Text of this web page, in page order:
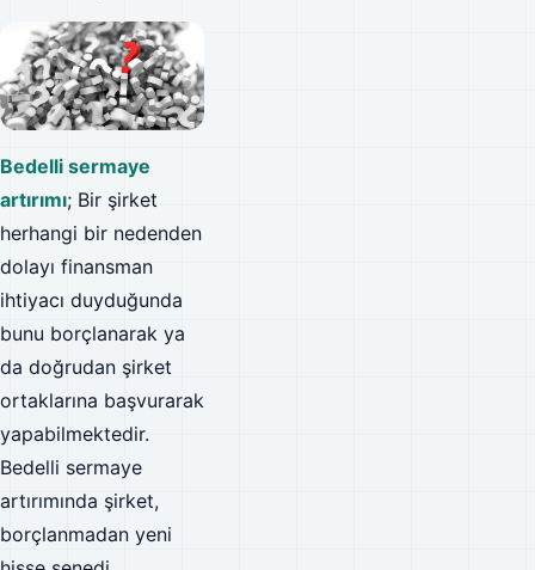
Bedelli sermaye
artırımı; Bir şirket
herhangi bir nedenden
dolayı finansman
ihtiyacı duyduğunda
bunu borçlanarak ya
da doğrudan şirket
ortaklarına başvurarak
yapabilmektedir.
Bedelli sermaye
artırımında şirket,
borçlanmadan yeni